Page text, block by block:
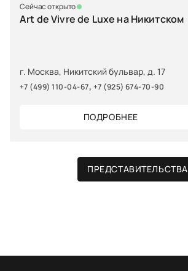
Сейчас открыто
Art de Vivre de Luxe на Никитском
г. Москва, Никитский бульвар, д. 17
+7 (499) 110-04-67, +7 (925) 674-70-90
ПОДРОБНЕЕ
ПРЕДСТАВИТЕЛЬСТВА